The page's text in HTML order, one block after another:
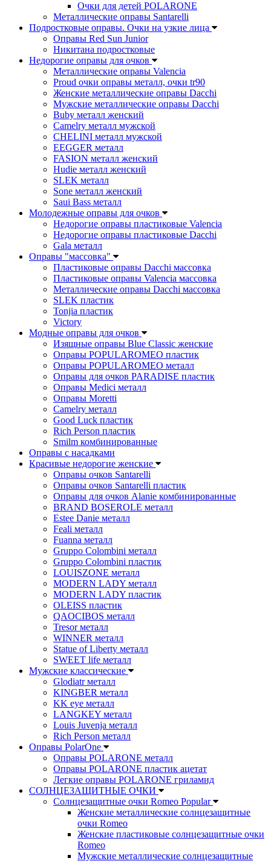
Очки для детей POLARONE
Металлические оправы Santarelli
Подростковые оправы. Очки на узкие лица
Оправы Red Sun Junior
Никитана подростковые
Недорогие оправы для очков
Металлические оправы Valencia
Proud очки оправы металл, очки tr90
Женские металлические оправы Dacchi
Мужские металлические оправы Dacchi
Buby металл женский
Camelry металл мужской
CHELINI металл мужской
EEGGER металл
FASION металл женский
Hudie металл женский
SLEK металл
Sone металл женский
Saui Bass металл
Молодежные оправы для очков
Недорогие оправы пластиковые Valencia
Недорогие оправы пластиковые Dacchi
Gala металл
Оправы "массовка"
Пластиковые оправы Dacchi массовка
Пластиковые оправы Valencia массовка
Металлические оправы Dacchi массовка
SLEK пластик
Tonjia пластик
Victory
Модные оправы для очков
Изящные оправы Blue Classic женские
Оправы POPULAROMEO пластик
Оправы POPULAROMEO металл
Оправы для очков PARADISE пластик
Оправы Medici металл
Оправы Moretti
Camelry металл
Good Luck пластик
Rich Person пластик
Smilm комбинированные
Оправы с насадками
Красивые недорогие женские
Оправы очков Santarelli
Оправы очков Santarelli пластик
Оправы для очков Alanie комбинированные
BRAND BOSEROLE металл
Estee Danie металл
Feali металл
Fuanna металл
Gruppo Colombini металл
Gruppo Colombini пластик
LOUISZONE металл
MODERN LADY металл
MODERN LADY пластик
OLEISS пластик
QAOCIBOS металл
Tresor металл
WINNER металл
Statue of Liberty металл
SWEET life металл
Мужские классические
Glodiatr металл
KINGBER металл
KK eye металл
LANGKEY металл
Louis Juvenja металл
Rich Person металл
Оправы PolarOne
Оправы POLARONE металл
Оправы POLARONE пластик ацетат
Легкие оправы POLARONE гриламид
СОЛНЦЕЗАЩИТНЫЕ ОЧКИ
Солнцезащитные очки Romeo Popular
Женские металлические солнцезащитные
очки Romeo
Женские пластиковые солнцезащитные очки
Romeo
Мужские металлические солнцезащитные